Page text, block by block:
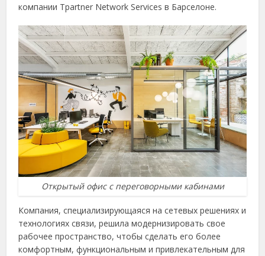
компании Tpartner Network Services в Барселоне.
Открытый офис с переговорными кабинами
Компания, специализирующаяся на сетевых решениях и
технологиях связи, решила модернизировать свое
рабочее пространство, чтобы сделать его более
комфортным, функциональным и привлекательным для